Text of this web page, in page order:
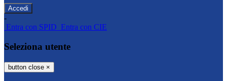
-
Entra con SPID Entra con CIE
Seleziona utente
button close ×